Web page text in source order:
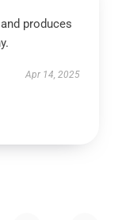
produces
Apr 14, 2025